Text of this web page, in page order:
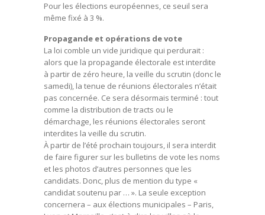
Pour les élections européennes, ce seuil sera
même fixé à 3 %.
Propagande et opérations de vote
La loi comble un vide juridique qui perdurait :
alors que la propagande électorale est interdite
à partir de zéro heure, la veille du scrutin (donc le
samedi), la tenue de réunions électorales n’était
pas concernée. Ce sera désormais terminé : tout
comme la distribution de tracts ou le
démarchage, les réunions électorales seront
interdites la veille du scrutin.
À partir de l’été prochain toujours, il sera interdit
de faire figurer sur les bulletins de vote les noms
et les photos d’autres personnes que les
candidats. Donc, plus de mention du type «
candidat soutenu par … ». La seule exception
concernera – aux élections municipales – Paris,